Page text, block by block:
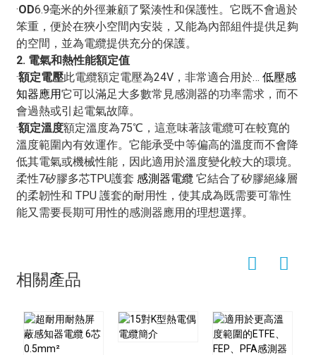
·OD6.9毫米的外徑兼顧了緊湊性和保護性。它既不會過於
笨重，便於在狹小空間內安裝，又能為內部組件提供足夠
的空間，並為電纜提供充分的保護。
2. 電氣和熱性能額定值
·額定電壓此電纜額定電壓為24V，非常適合用於… 低壓感
知器應用它可以滿足大多數常見感測器的功率需求，而不
會過熱或引起電氣故障。
·額定溫度額定溫度為75℃，這意味著該電纜可在較寬的
溫度範圍內有效運作。它能承受中等偏高的溫度而不會降
低其電氣或機械性能，因此適用於溫度變化較大的環境。
柔性7矽膠多芯TPU護套 感測器電纜 它結合了矽膠絕緣層
的柔韌性和 TPU 護套的耐用性，使其成為既需要可靠性
能又需要長期可用性的感測器應用的理想選擇。
相關產品